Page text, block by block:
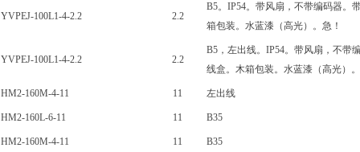
YVPEJ-100L1-4-2.2 2.2
B5。IP54。带风扇，不带编码器。
箱包装。水蓝漆（高光）。急！
YVPEJ-100L1-4-2.2 2.2
B5，左出线。IP54。带风扇，不带
线盒。木箱包装。水蓝漆（高光）
HM2-160M-4-11 11 左出线
HM2-160L-6-11 11 B35
HM2-160M-4-11 11 B35